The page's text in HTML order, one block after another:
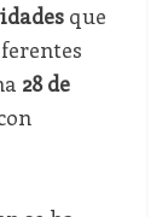
que
28 de